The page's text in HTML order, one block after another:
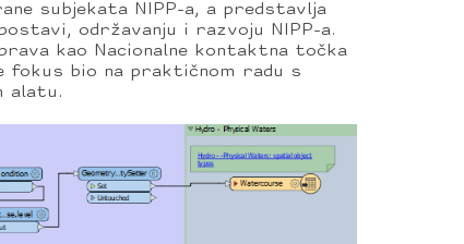
subjekata NIPP-a, a predstavlja
održavanju i razvoju NIPP-a.
kao Nacionalne kontaktna točka
fokus bio na praktičnom radu s
alatu.